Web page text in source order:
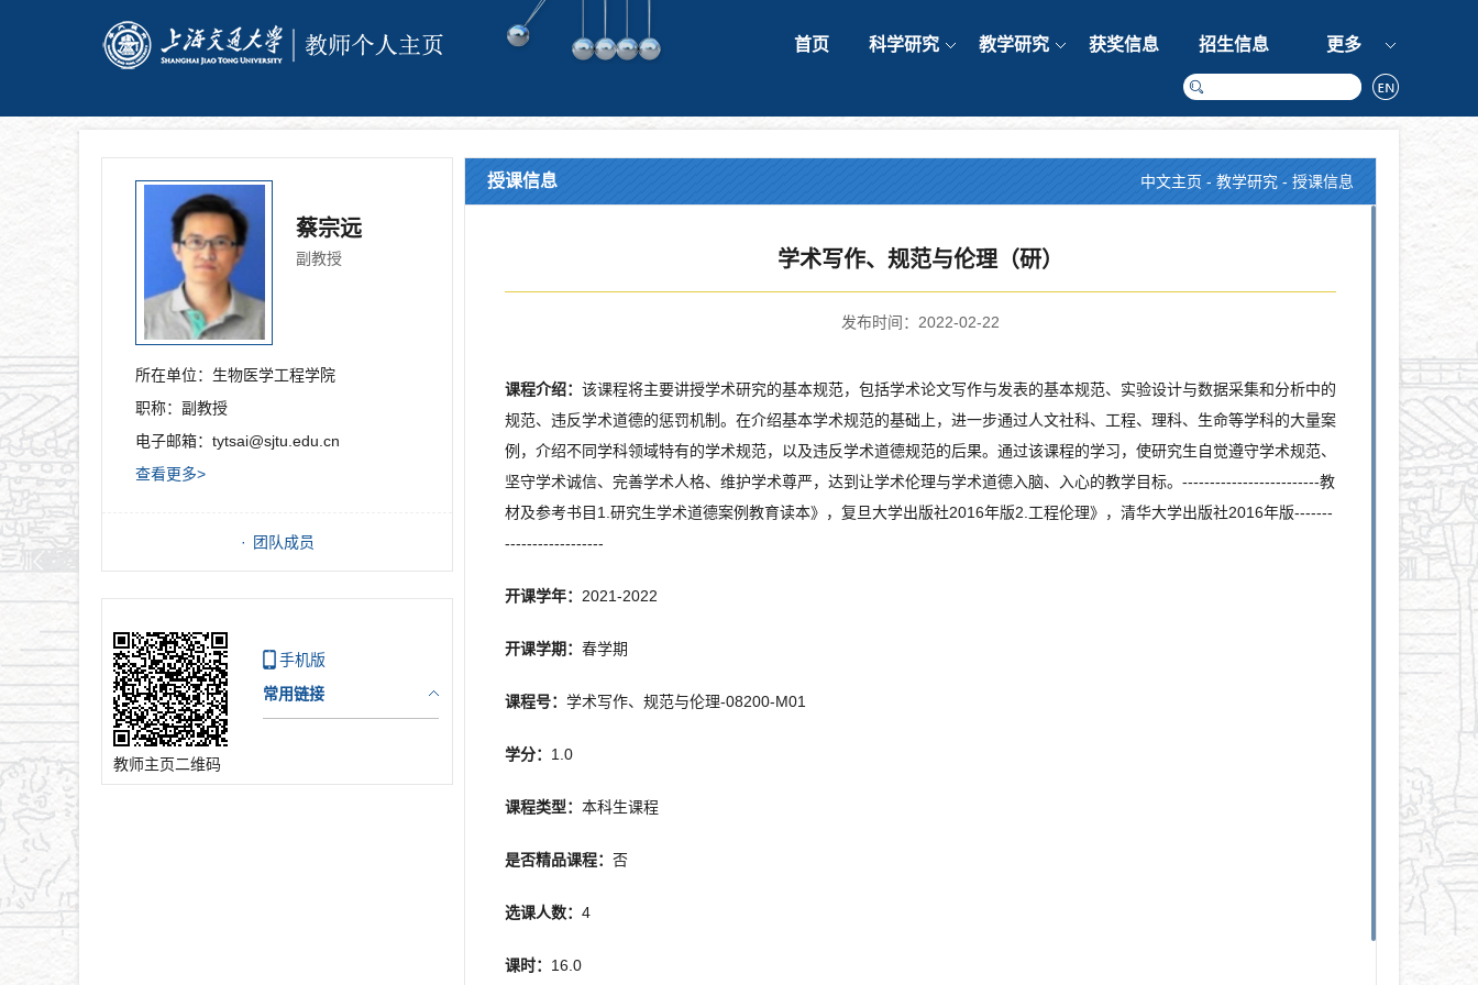
首页 科学研究 教学研究 获奖信息 招生信息 更多
蔡宗远
副教授
所在单位： 生物医学工程学院
职称： 副教授
电子邮箱： tytsai@sjtu.edu.cn
查看更多>
团队成员
教师主页二维码
手机版
常用链接
授课信息 中文主页 - 教学研究 - 授课信息
学术写作、规范与伦理（研）
发布时间：2022-02-22
课程介绍： 该课程将主要讲授学术研究的基本规范，包括学术论文写作与发表的基本规范、实验设计与数据采集和分析中的
规范、违反学术道德的惩罚机制。在介绍基本学术规范的基础上，进一步通过人文社科、工程、理科、生命等学科的大量案
例，介绍不同学科领域特有的学术规范，以及违反学术道德规范的后果。通过该课程的学习，使研究生自觉遵守学术规范、
坚守学术诚信、完善学术人格、维护学术尊严，达到让学术伦理与学术道德入脑、入心的教学目标。-------------------------教
材及参考书目1.研究生学术道德案例教育读本》，复旦大学出版社2016年版2.工程伦理》，清华大学出版社2016年版-------
------------------
开课学年： 2021-2022
开课学期： 春学期
课程号： 学术写作、规范与伦理-08200-M01
学分： 1.0
课程类型： 本科生课程
是否精品课程： 否
选课人数： 4
课时： 16.0